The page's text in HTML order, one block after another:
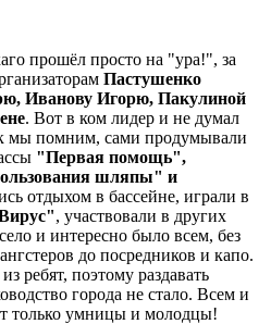
прошёл просто на "ура!", за
Пастушенко
Иванову Игорю, Пакулиной
. Вот в ком лидер и не думал
мы помним, сами продумывали
"Первая помощь",
шляпы" и
отдыхом в бассейне, играли в
, участвовали в других
и интересно было всем, без
до посредников и капо.
ребят, поэтому раздавать
города не стало. Всем и
только умницы и молодцы!